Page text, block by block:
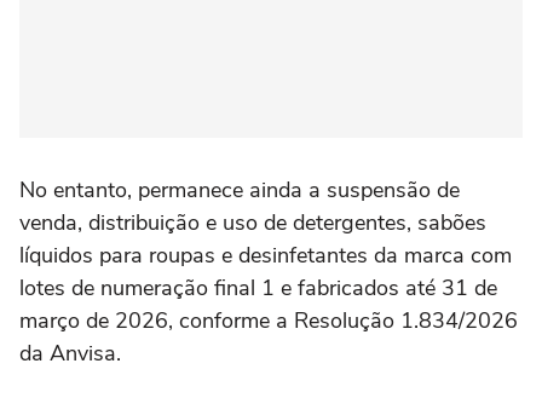
No entanto, permanece ainda a suspensão de
venda, distribuição e uso de detergentes, sabões
líquidos para roupas e desinfetantes da marca com
lotes de numeração final 1 e fabricados até 31 de
março de 2026, conforme a Resolução 1.834/2026
da Anvisa.